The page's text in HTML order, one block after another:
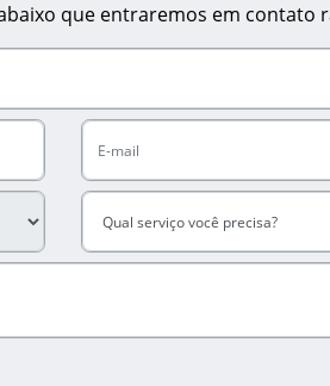
que entraremos em contato